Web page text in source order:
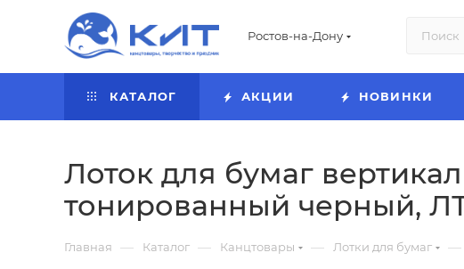
Ростов-на-Дону
КАТАЛОГ АКЦИИ НОВИНКИ
Лоток для бумаг
тонированный черный,
Главная — Каталог — Канцтовары — Лотки для бумаг —